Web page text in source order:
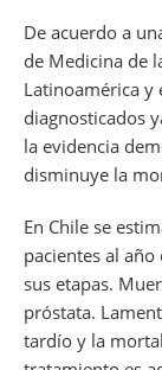
De acuerdo a
de Medicina de
Latinoamérica y
diagnosticados
la evidencia
disminuye la
En Chile se
pacientes al
sus etapas.
próstata.
tardío y la